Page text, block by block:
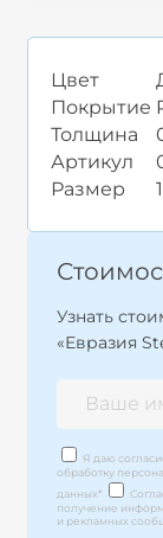
Цвет
Покрытие
Толщина
Артикул
Размер
Узнать
«Евразия
Я даю
обработку
данных*
получение
и рекламных